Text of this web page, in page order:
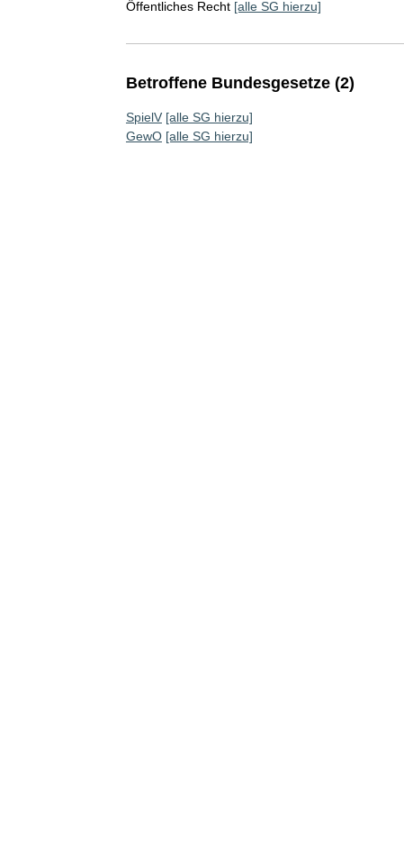
Öffentliches Recht [alle SG hierzu]
Betroffene Bundesgesetze (2)
SpielV [alle SG hierzu]
GewO [alle SG hierzu]